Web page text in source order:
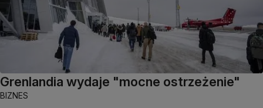
Grenlandia wydaje "mocne ostrzeżenie"
BIZNES